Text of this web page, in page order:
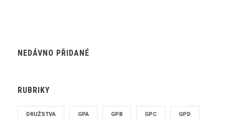
NEDÁVNO PŘIDANÉ
RUBRIKY
DRUŽSTVA GPA GPB GPC GPD